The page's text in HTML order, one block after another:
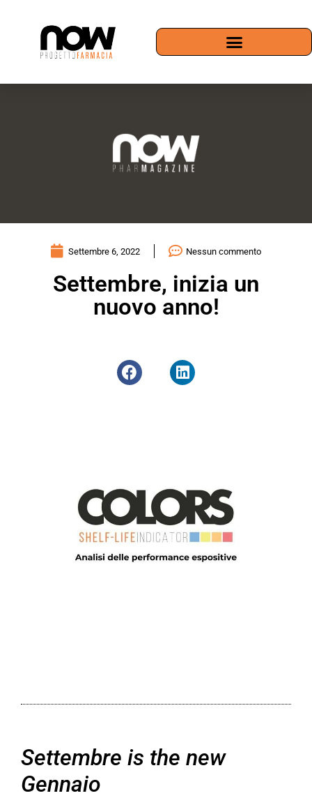
Settembre 6, 2022 Nessun commento
Settembre, inizia un
nuovo anno!
Settembre is the new
Gennaio